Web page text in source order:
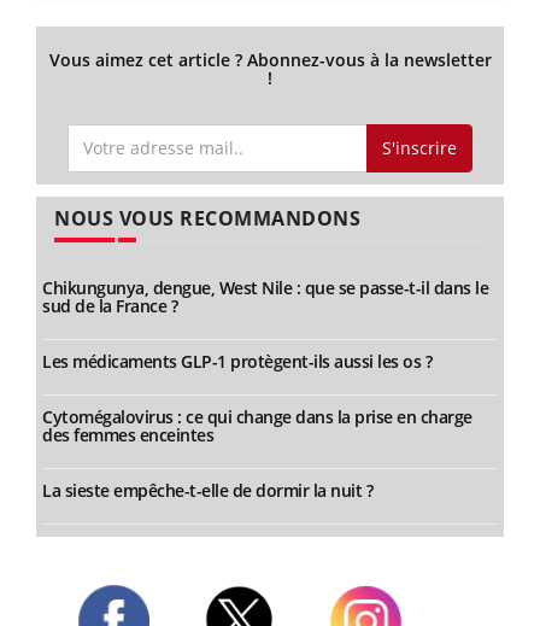
Vous aimez cet article ? Abonnez-vous à la newsletter
!
S'inscrire
NOUS VOUS RECOMMANDONS
Chikungunya, dengue, West Nile : que se passe-t-il dans le
sud de la France ?
Les médicaments GLP-1 protègent-ils aussi les os ?
Cytomégalovirus : ce qui change dans la prise en charge
des femmes enceintes
La sieste empêche-t-elle de dormir la nuit ?